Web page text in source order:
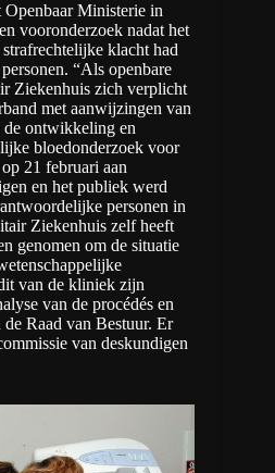
Openbaar Ministerie in
vooronderzoek nadat het
klacht had
“Als openbare
Ziekenhuis zich verplicht
met aanwijzingen van
de ontwikkeling en
bloedonderzoek voor
21 februari aan
en het publiek werd
personen in
Ziekenhuis zelf heeft
genomen om de situatie
van de kliniek zijn
van de procédés en
de Raad van Bestuur. Er
van deskundigen